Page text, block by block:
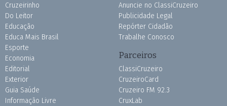
Cruzeirinho
Do Leitor
Educação
Educa Mais Brasil
Esporte
Economia
Editorial
Exterior
Guia Saúde
Informação Livre
Anuncie no ClassiCruzeiro
Publicidade Legal
Repórter Cidadão
Trabalhe Conosco
Parceiros
ClassiCruzeiro
CruzeiroCard
Cruzeiro FM 92.3
CruxLab